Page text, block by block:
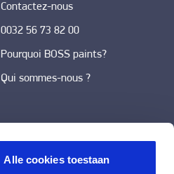
Alle cookies toestaan
Contactez-nous
0032 56 73 82 00
Pourquoi BOSS paints?
Qui sommes-nous ?